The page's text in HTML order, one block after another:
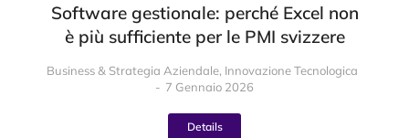
Software gestionale: perché Excel non
è più sufficiente per le PMI svizzere
Business & Strategia Aziendale, Innovazione Tecnologica
7 Gennaio 2026
Details